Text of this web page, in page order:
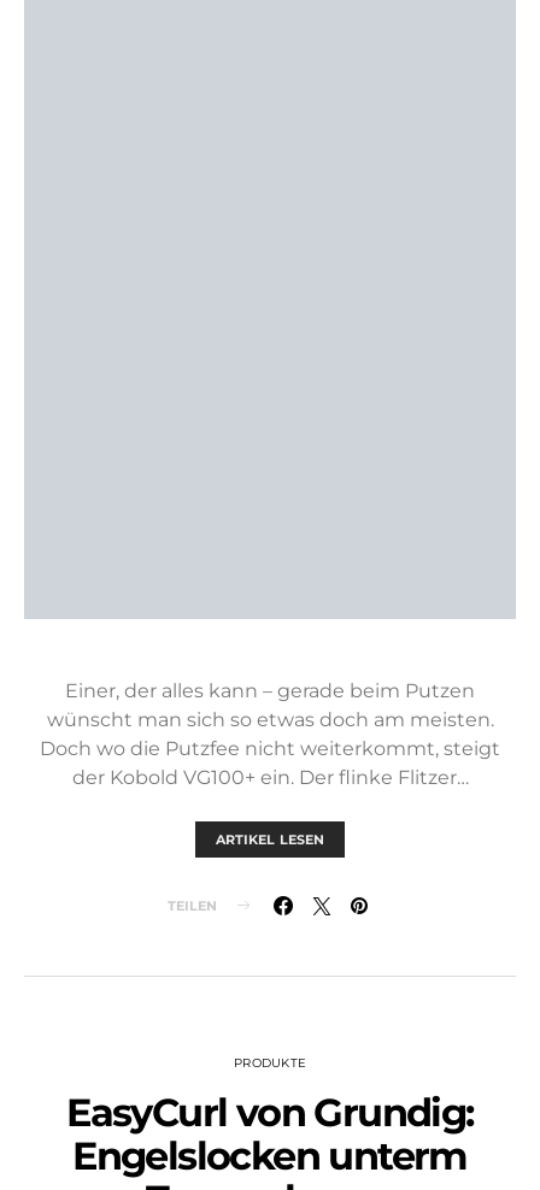
Einer, der alles kann – gerade beim Putzen
wünscht man sich so etwas doch am meisten.
Doch wo die Putzfee nicht weiterkommt, steigt
der Kobold VG100+ ein. Der flinke Flitzer…
ARTIKEL LESEN
TEILEN
PRODUKTE
EasyCurl von Grundig:
Engelslocken unterm